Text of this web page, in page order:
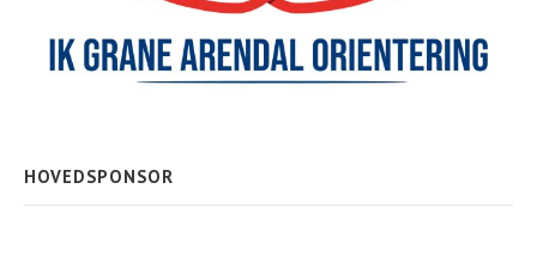
HOVEDSPONSOR